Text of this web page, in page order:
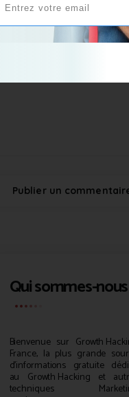
Qui sommes-
Bienvenue sur Growth
France, la plus grande
d’informations gratuite
au Growth Hacking et
techniques